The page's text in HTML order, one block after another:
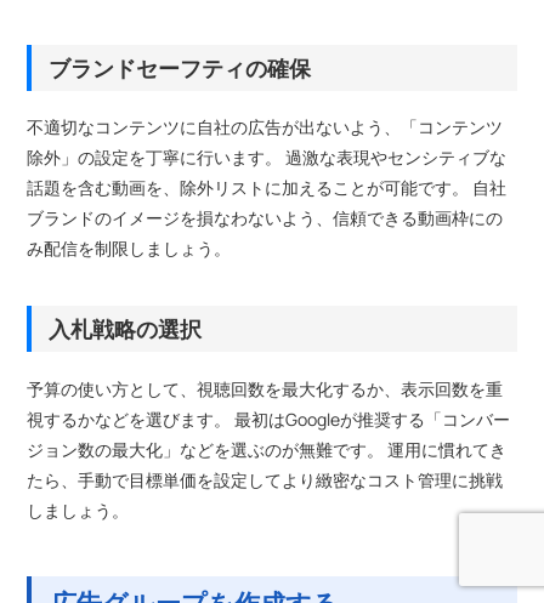
ブランドセーフティの確保
不適切なコンテンツに自社の広告が出ないよう、「コンテンツ
除外」の設定を丁寧に行います。 過激な表現やセンシティブな
話題を含む動画を、除外リストに加えることが可能です。 自社
ブランドのイメージを損なわないよう、信頼できる動画枠にの
み配信を制限しましょう。
入札戦略の選択
予算の使い方として、視聴回数を最大化するか、表示回数を重
視するかなどを選びます。 最初はGoogleが推奨する「コンバー
ジョン数の最大化」などを選ぶのが無難です。 運用に慣れてき
たら、手動で目標単価を設定してより緻密なコスト管理に挑戦
しましょう。